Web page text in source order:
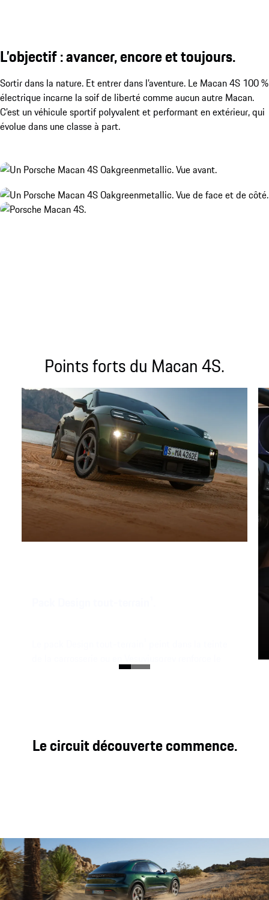
L’objectif : avancer, encore et toujours.
Sortir dans la nature. Et entrer dans l’aventure. Le Macan 4S 100 %
électrique incarne la soif de liberté comme aucun autre Macan.
C’est un véhicule sportif polyvalent et performant en extérieur, qui
évolue dans une classe à part.
Points forts du Macan 4S.
plaisir de partir à la conquête de nouveaux terrains
Le circuit découverte commence.